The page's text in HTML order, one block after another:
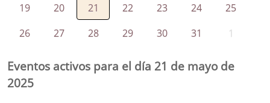
19 20 21 22 23 24
25
26
27 28 29 30 31 1
Eventos activos para el día 21 de mayo de
2025